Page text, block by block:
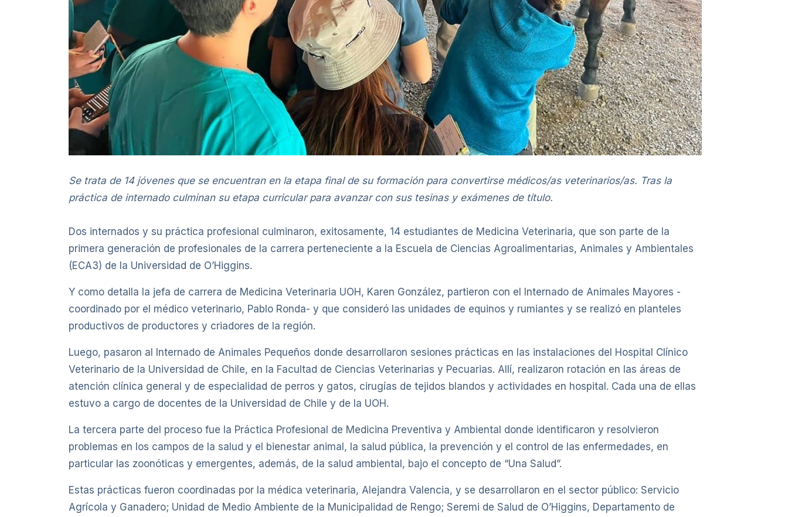
Se trata de 14 jóvenes que se encuentran en la etapa final de su formación para convertirse médicos/as veterinarios/as. Tras la
práctica de internado culminan su etapa curricular para avanzar con sus tesinas y exámenes de título.
Dos internados y su práctica profesional culminaron, exitosamente, 14 estudiantes de Medicina Veterinaria, que son parte de la
primera generación de profesionales de la carrera perteneciente a la Escuela de Ciencias Agroalimentarias, Animales y Ambientales
(ECA3) de la Universidad de O’Higgins.
Y como detalla la jefa de carrera de Medicina Veterinaria UOH, Karen González, partieron con el Internado de Animales Mayores -
coordinado por el médico veterinario, Pablo Ronda- y que consideró las unidades de equinos y rumiantes y se realizó en planteles
productivos de productores y criadores de la región.
Luego, pasaron al Internado de Animales Pequeños donde desarrollaron sesiones prácticas en las instalaciones del Hospital Clínico
Veterinario de la Universidad de Chile, en la Facultad de Ciencias Veterinarias y Pecuarias. Allí, realizaron rotación en las áreas de
atención clínica general y de especialidad de perros y gatos, cirugías de tejidos blandos y actividades en hospital. Cada una de ellas
estuvo a cargo de docentes de la Universidad de Chile y de la UOH.
La tercera parte del proceso fue la Práctica Profesional de Medicina Preventiva y Ambiental donde identificaron y resolvieron
problemas en los campos de la salud y el bienestar animal, la salud pública, la prevención y el control de las enfermedades, en
particular las zoonóticas y emergentes, además, de la salud ambiental, bajo el concepto de “Una Salud”.
Estas prácticas fueron coordinadas por la médica veterinaria, Alejandra Valencia, y se desarrollaron en el sector público: Servicio
Agrícola y Ganadero; Unidad de Medio Ambiente de la Municipalidad de Rengo; Seremi de Salud de O’Higgins, Departamento de